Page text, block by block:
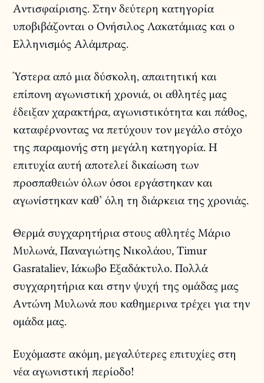
Αντισφαίρισης. Στην δεύτερη κατηγορία
υποβιβάζονται ο Ονήσιλος Λακατάμιας και ο
Ελληνισμός Αλάμπρας.
Ύστερα από μια δύσκολη, απαιτητική και
επίπονη αγωνιστική χρονιά, οι αθλητές μας
έδειξαν χαρακτήρα, αγωνιστικότητα και πάθος,
καταφέρνοντας να πετύχουν τον μεγάλο στόχο
της παραμονής στη μεγάλη κατηγορία. Η
επιτυχία αυτή αποτελεί δικαίωση των
προσπαθειών όλων όσοι εργάστηκαν και
αγωνίστηκαν καθ’ όλη τη διάρκεια της χρονιάς.
Θερμά συγχαρητήρια στους αθλητές Μάριο
Μυλωνά, Παναγιώτης Νικολάου, Timur
Gasrataliev, Ιάκωβο Εξαδάκτυλο. Πολλά
συγχαρητήρια και στην ψυχή της ομάδας μας
Αντώνη Μυλωνά που καθημερινα τρέχει για την
ομάδα μας.
Ευχόμαστε ακόμη, μεγαλύτερες επιτυχίες στη
νέα αγωνιστική περίοδο!